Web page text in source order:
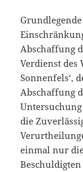
Abschaffung
Verdienst des
Sonnenfels‘,
Abschaffung
die
einmal nur